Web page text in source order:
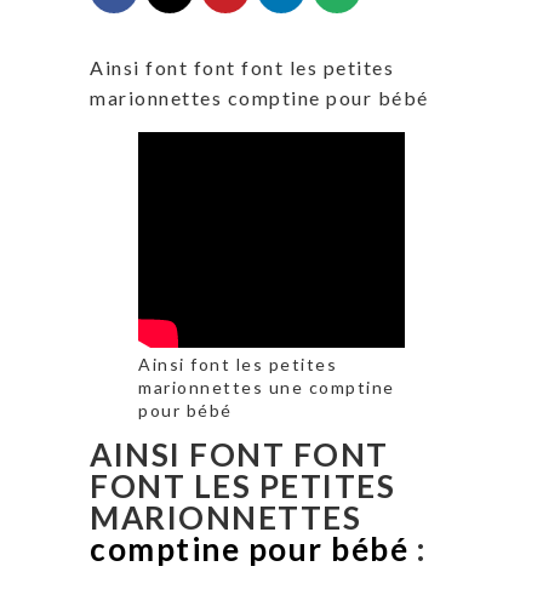
Ainsi font font font les petites
marionnettes comptine pour bébé
Ainsi font les petites
marionnettes une comptine
pour bébé
AINSI FONT FONT
FONT LES PETITES
MARIONNETTES
comptine pour bébé :